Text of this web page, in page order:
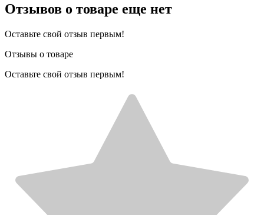
Отзывов о товаре еще нет
Оставьте свой отзыв первым!
Отзывы о товаре
Оставьте свой отзыв первым!